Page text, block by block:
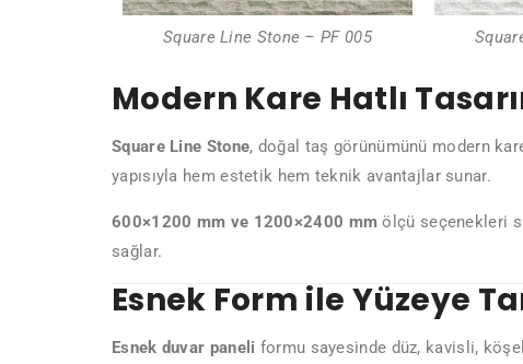
Square Line Stone – PF 005
Modern Kare Hatlı
Square Line Stone, doğal taş görünümünü modern
yapısıyla hem estetik hem teknik avantajlar sunar.
600×1200 mm ve 1200×2400 mm ölçü seçenekleri
sağlar.
Esnek Form ile Yüzeye
Esnek duvar paneli formu sayesinde düz, kavisli,